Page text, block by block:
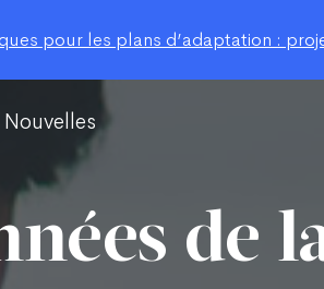
pour les plans d’adaptation :
Nouvelles
de